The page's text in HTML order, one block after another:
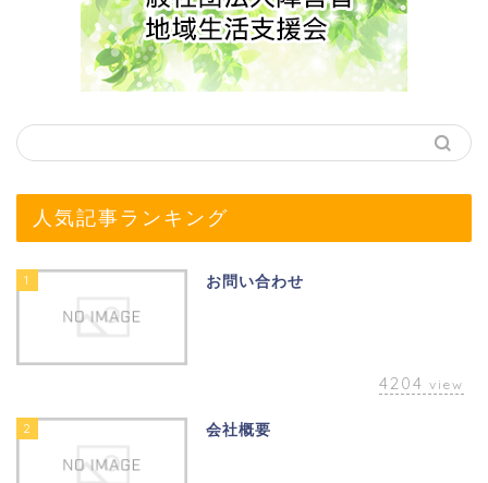
人気記事ランキング
1 お問い合わせ
4204 view
2 会社概要